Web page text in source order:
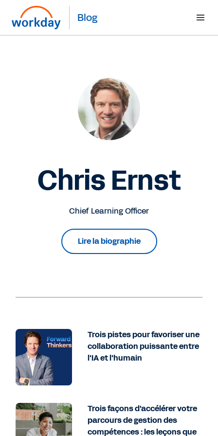
Blog
Chris Ernst
Chief Learning Officer
Lire la biographie
Trois pistes pour favoriser une
collaboration puissante entre
l'IA et l'humain
Trois façons d'accélérer votre
parcours de gestion des
compétences : les leçons que